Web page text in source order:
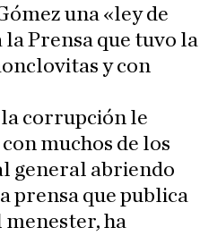
una «ley de
Prensa que tuvo la
y con
la corrupción le
muchos de los
general abriendo
prensa que publica
menester, ha